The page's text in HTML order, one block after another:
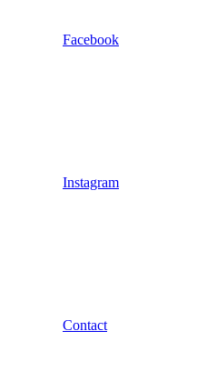
Facebook
Instagram
Contact